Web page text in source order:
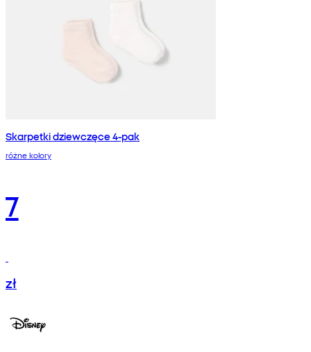
Skarpetki dziewczęce 4-pak
różne kolory
7
zł